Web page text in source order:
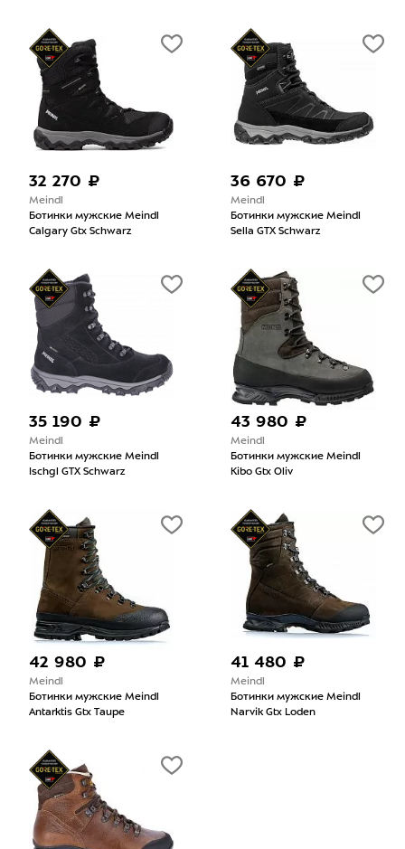
32 270 ₽
Meindl
Ботинки мужские Meindl
Calgary Gtx Schwarz
36 670 ₽
Meindl
Ботинки мужские Meindl
Sella GTX Schwarz
35 190 ₽
Meindl
Ботинки мужские Meindl
Ischgl GTX Schwarz
43 980 ₽
Meindl
Ботинки мужские Meindl
Kibo Gtx Oliv
42 980 ₽
Meindl
Ботинки мужские Meindl
Antarktis Gtx Taupe
41 480 ₽
Meindl
Ботинки мужские Meindl
Narvik Gtx Loden